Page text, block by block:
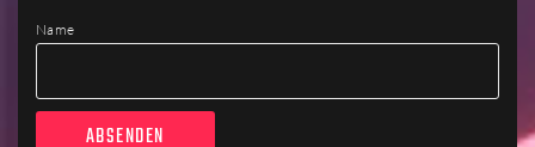
Name